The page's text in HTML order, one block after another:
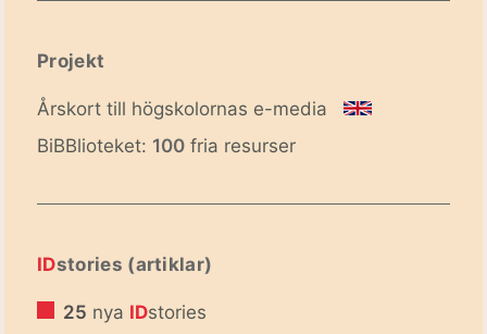
Projekt
Årskort till högskolornas e-media
BiBBlioteket: 100 fria resurser
IDstories (artiklar)
25 nya IDstories